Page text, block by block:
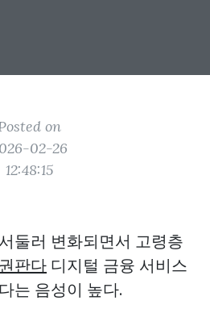
on
02-26
12:48:15
둘러 변화되면서 고령층
판다 디지털 금융 서비스
는 음성이 높다.